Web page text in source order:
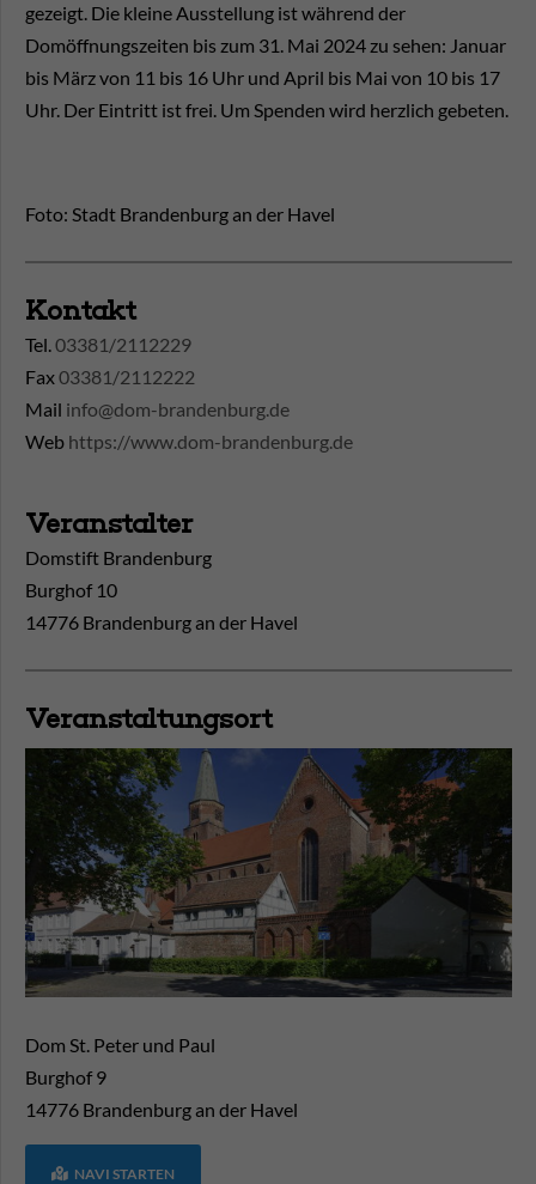
gezeigt. Die kleine Ausstellung ist während der
Domöffnungszeiten bis zum 31. Mai 2024 zu sehen: Januar
bis März von 11 bis 16 Uhr und April bis Mai von 10 bis 17
Uhr. Der Eintritt ist frei. Um Spenden wird herzlich gebeten.
Foto: Stadt Brandenburg an der Havel
Kontakt
Tel.03381/2112229
Fax03381/2112222
Mail info@dom-brandenburg.de
Web https://www.dom-brandenburg.de
Veranstalter
Domstift Brandenburg
Burghof 10
14776 Brandenburg an der Havel
Veranstaltungsort
Dom St. Peter und Paul
Burghof 9
14776 Brandenburg an der Havel
NAVI STARTEN